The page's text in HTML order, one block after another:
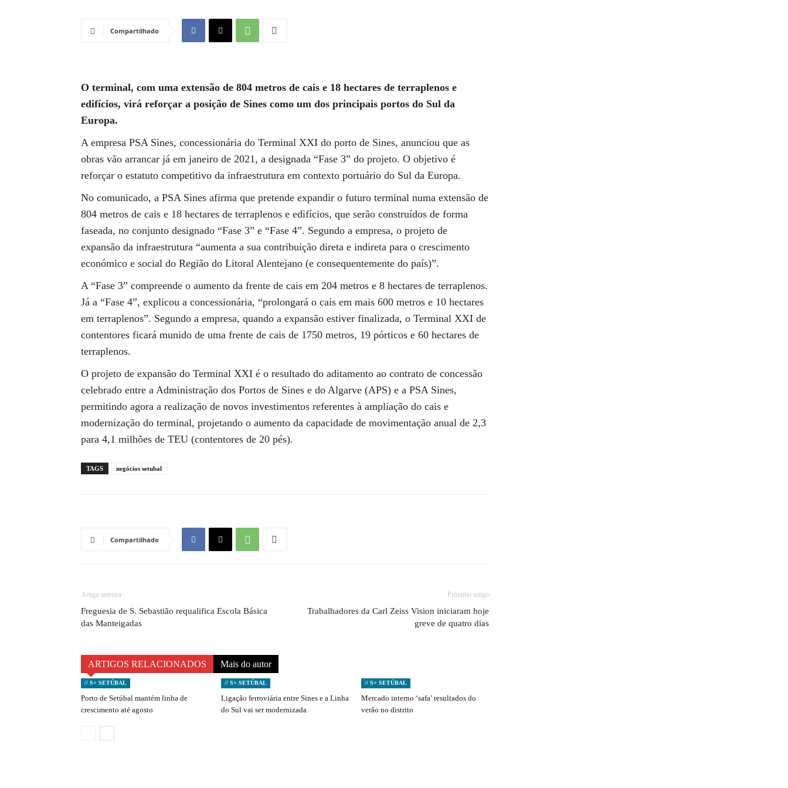
Compartilhado
O terminal, com uma extensão de 804 metros de cais e 18 hectares de terraplenos e
edifícios, virá reforçar a posição de Sines como um dos principais portos do Sul da
Europa.
A empresa PSA Sines, concessionária do Terminal XXI do porto de Sines, anunciou que as
obras vão arrancar já em janeiro de 2021, a designada “Fase 3” do projeto. O objetivo é
reforçar o estatuto competitivo da infraestrutura em contexto portuário do Sul da Europa.
No comunicado, a PSA Sines afirma que pretende expandir o futuro terminal numa extensão de
804 metros de cais e 18 hectares de terraplenos e edifícios, que serão construídos de forma
faseada, no conjunto designado “Fase 3” e “Fase 4”. Segundo a empresa, o projeto de
expansão da infraestrutura “aumenta a sua contribuição direta e indireta para o crescimento
económico e social do Região do Litoral Alentejano (e consequentemente do país)”.
A “Fase 3” compreende o aumento da frente de cais em 204 metros e 8 hectares de terraplenos.
Já a “Fase 4”, explicou a concessionária, “prolongará o cais em mais 600 metros e 10 hectares
em terraplenos”. Segundo a empresa, quando a expansão estiver finalizada, o Terminal XXI de
contentores ficará munido de uma frente de cais de 1750 metros, 19 pórticos e 60 hectares de
terraplenos.
O projeto de expansão do Terminal XXI é o resultado do aditamento ao contrato de concessão
celebrado entre a Administração dos Portos de Sines e do Algarve (APS) e a PSA Sines,
permitindo agora a realização de novos investimentos referentes à ampliação do cais e
modernização do terminal, projetando o aumento da capacidade de movimentação anual de 2,3
para 4,1 milhões de TEU (contentores de 20 pés).
TAGS negócios setubal
Compartilhado
Artigo anterior
Freguesia de S. Sebastião requalifica Escola Básica
das Manteigadas
Próximo artigo
Trabalhadores da Carl Zeiss Vision iniciaram hoje
greve de quatro dias
ARTIGOS RELACIONADOS Mais do autor
// S+ SETÚBAL
Porto de Setúbal mantém linha de
crescimento até agosto
// S+ SETÚBAL
Ligação ferroviária entre Sines e a Linha
do Sul vai ser modernizada
// S+ SETÚBAL
Mercado interno ‘safa’ resultados do
verão no distrito